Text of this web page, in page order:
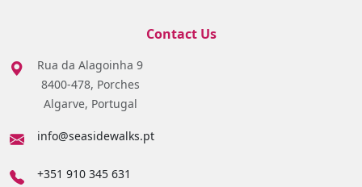
Contact Us
Rua da Alagoinha 9
8400-478, Porches
Algarve, Portugal
info@seasidewalks.pt
+351 910 345 631